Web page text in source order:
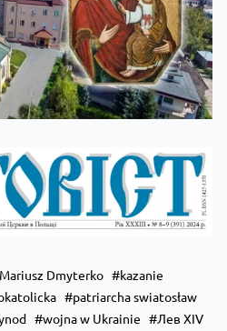
Zobacz na Facebooku · Udostępnij
єпископа-помічника!
Zobacz na Facebooku · Udostępnij
Dmyterko
kazanie
patriarcha swiatosław
wojna w Ukrainie
Лев XIV